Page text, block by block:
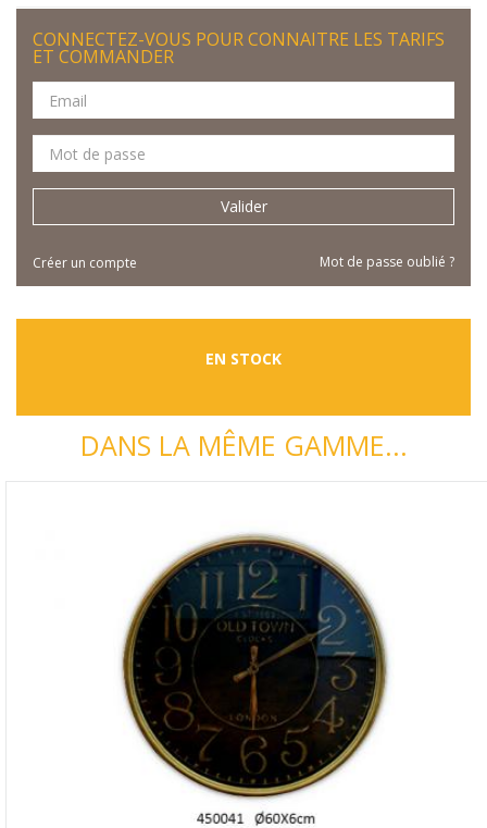
CONNECTEZ-VOUS POUR CONNAITRE LES TARIFS
ET COMMANDER
Valider
Créer un compte Mot de passe oublié ?
EN STOCK
DANS LA MÊME GAMME...